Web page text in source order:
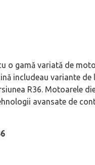
o gamă variată de
includeau variante
R36. Motoarele
avansate de